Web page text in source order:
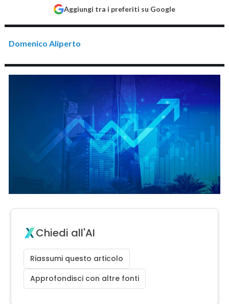
Aggiungi tra i preferiti su Google
Domenico Aliperto
Chiedi all'AI
Riassumi questo articolo
Approfondisci con altre fonti